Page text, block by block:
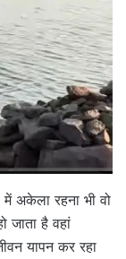
में अकेला रहना भी वो
जाता है वहां
यापन कर रहा